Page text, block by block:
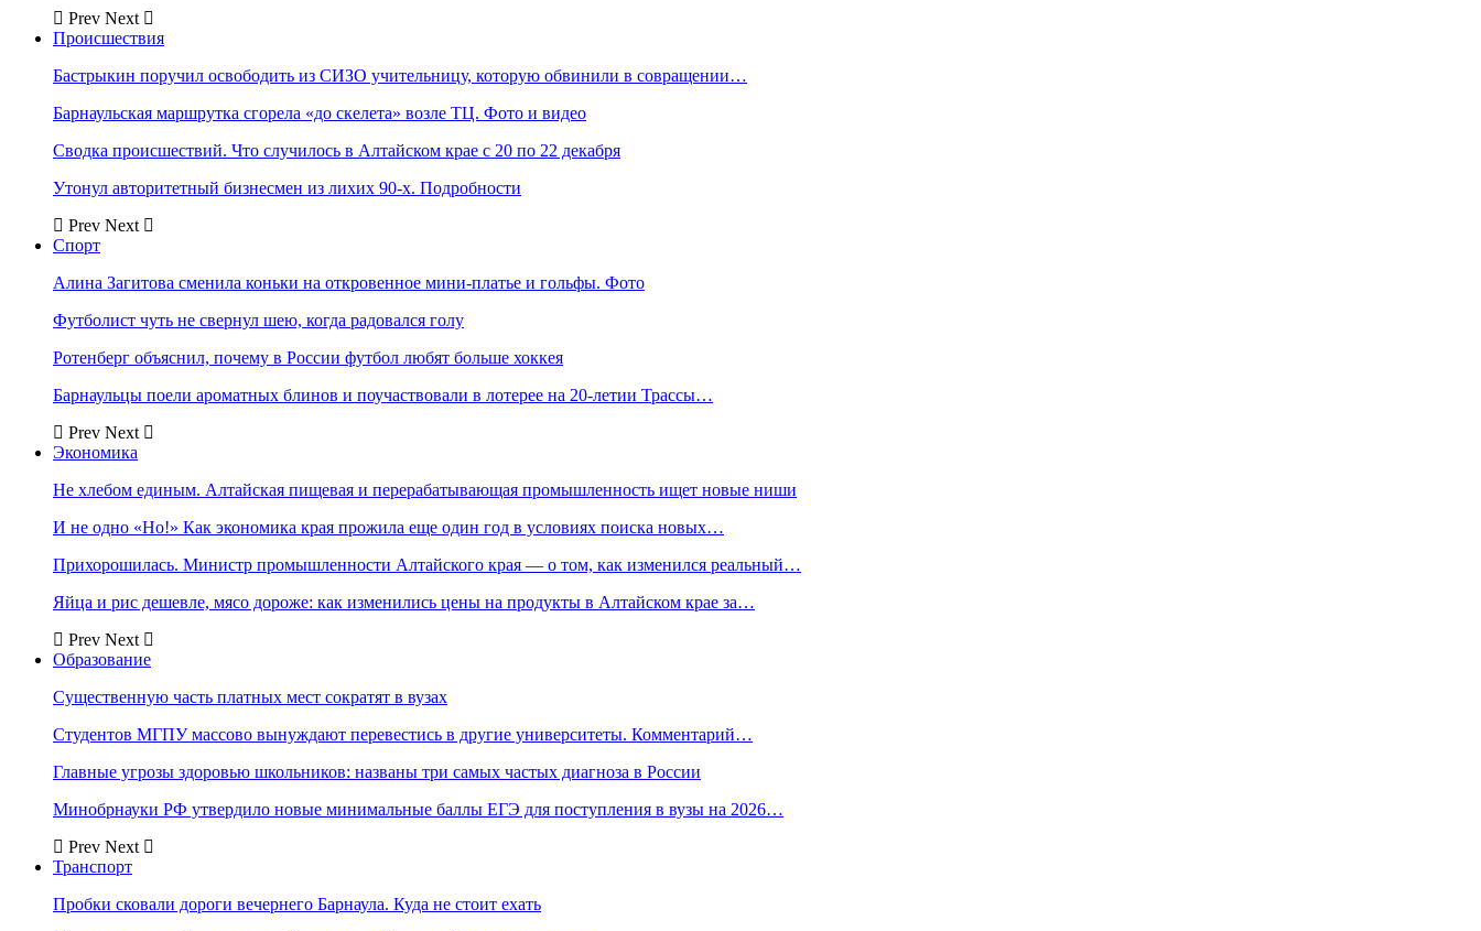
Prev Next
Происшествия
Бастрыкин поручил освободить из СИЗО учительницу, которую обвинили в совращении…
Барнаульская маршрутка сгорела «до скелета» возле ТЦ. Фото и видео
Сводка происшествий. Что случилось в Алтайском крае с 20 по 22 декабря
Утонул авторитетный бизнесмен из лихих 90-х. Подробности
Prev Next
Спорт
Алина Загитова сменила коньки на откровенное мини-платье и гольфы. Фото
Футболист чуть не свернул шею, когда радовался голу
Ротенберг объяснил, почему в России футбол любят больше хоккея
Барнаульцы поели ароматных блинов и поучаствовали в лотерее на 20-летии Трассы…
Prev Next
Экономика
Не хлебом единым. Алтайская пищевая и перерабатывающая промышленность ищет новые ниши
И не одно «Но!» Как экономика края прожила еще один год в условиях поиска новых…
Прихорошилась. Министр промышленности Алтайского края — о том, как изменился реальный…
Яйца и рис дешевле, мясо дороже: как изменились цены на продукты в Алтайском крае за…
Prev Next
Образование
Существенную часть платных мест сократят в вузах
Студентов МГПУ массово вынуждают перевестись в другие университеты. Комментарий…
Главные угрозы здоровью школьников: названы три самых частых диагноза в России
Минобрнауки РФ утвердило новые минимальные баллы ЕГЭ для поступления в вузы на 2026…
Prev Next
Транспорт
Пробки сковали дороги вечернего Барнаула. Куда не стоит ехать